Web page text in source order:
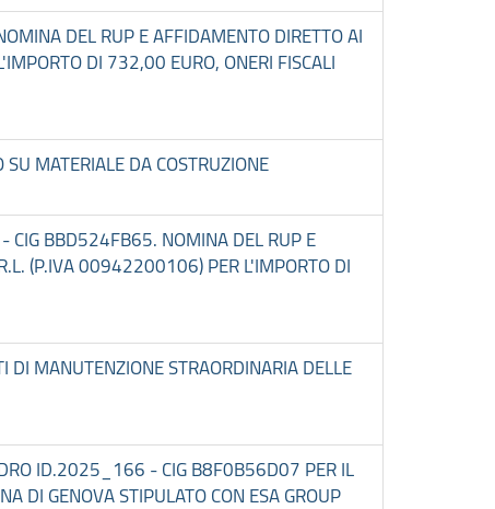
DEL RUP E AFFIDAMENTO DIRETTO AI
DI 732,00 EURO, ONERI FISCALI
MATERIALE DA COSTRUZIONE
BBD524FB65. NOMINA DEL RUP E
(P.IVA 00942200106) PER L'IMPORTO DI
MANUTENZIONE STRAORDINARIA DELLE
ID.2025_166 - CIG B8F0B56D07 PER IL
DI GENOVA STIPULATO CON ESA GROUP